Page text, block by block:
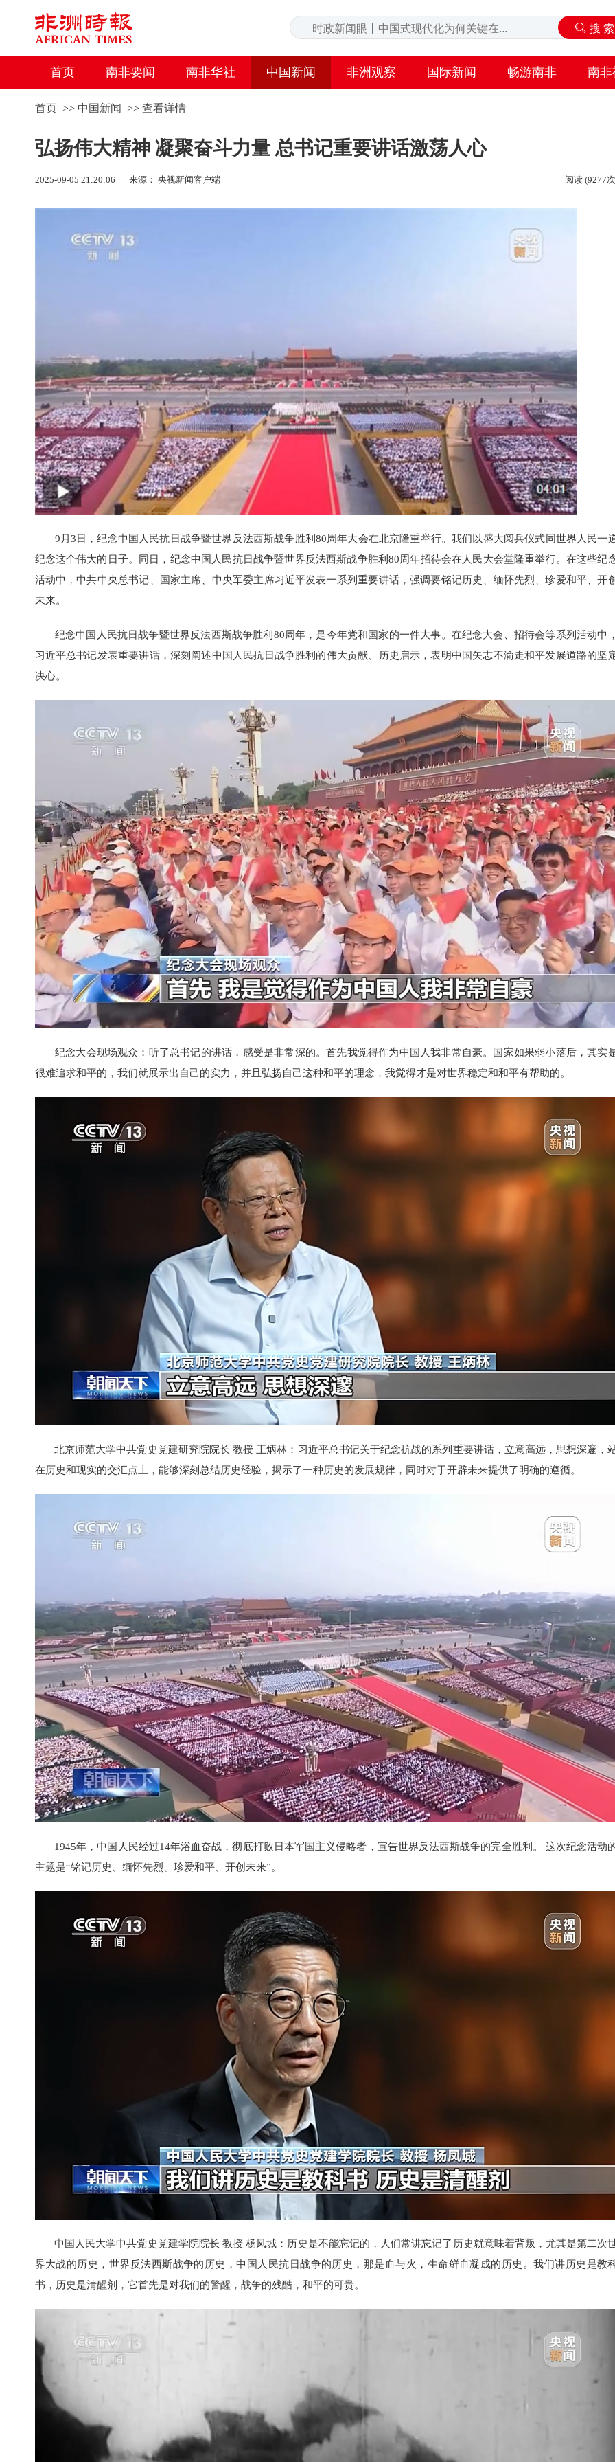
首页 南非要闻 南非华社 中国新闻 非洲观察 国际新闻 畅游南非 南非
首页>> 中国新闻 >> 查看详情
弘扬伟大精神 凝聚奋斗力量 总书记重要讲话激荡人心
2025-09-05 21:20:06 来源： 央视新闻客户端 阅读 (9277
9月3日，纪念中国人民抗日战争暨世界反法西斯战争胜利80周年大会在北京隆重举行。我们以盛大阅兵仪式同世界人民一
纪念这个伟大的日子。同日，纪念中国人民抗日战争暨世界反法西斯战争胜利80周年招待会在人民大会堂隆重举行。在这些纪
活动中，中共中央总书记、国家主席、中央军委主席习近平发表一系列重要讲话，强调要铭记历史、缅怀先烈、珍爱和平、开
未来。
纪念中国人民抗日战争暨世界反法西斯战争胜利80周年，是今年党和国家的一件大事。在纪念大会、招待会等系列活动中
习近平总书记发表重要讲话，深刻阐述中国人民抗日战争胜利的伟大贡献、历史启示，表明中国矢志不渝走和平发展道路的坚
决心。
纪念大会现场观众：听了总书记的讲话，感受是非常深的。首先我觉得作为中国人我非常自豪。国家如果弱小落后，其实
很难追求和平的，我们就展示出自己的实力，并且弘扬自己这种和平的理念，我觉得才是对世界稳定和和平有帮助的。
北京师范大学中共党史党建研究院院长 教授 王炳林：习近平总书记关于纪念抗战的系列重要讲话，立意高远，思想深邃，
在历史和现实的交汇点上，能够深刻总结历史经验，揭示了一种历史的发展规律，同时对于开辟未来提供了明确的遵循。
1945年，中国人民经过14年浴血奋战，彻底打败日本军国主义侵略者，宣告世界反法西斯战争的完全胜利。 这次纪念活动
主题是“铭记历史、缅怀先烈、珍爱和平、开创未来”。
中国人民大学中共党史党建学院院长 教授 杨凤城：历史是不能忘记的，人们常讲忘记了历史就意味着背叛，尤其是第二次
界大战的历史，世界反法西斯战争的历史，中国人民抗日战争的历史，那是血与火，生命鲜血凝成的历史。我们讲历史是教
书，历史是清醒剂，它首先是对我们的警醒，战争的残酷，和平的可贵。